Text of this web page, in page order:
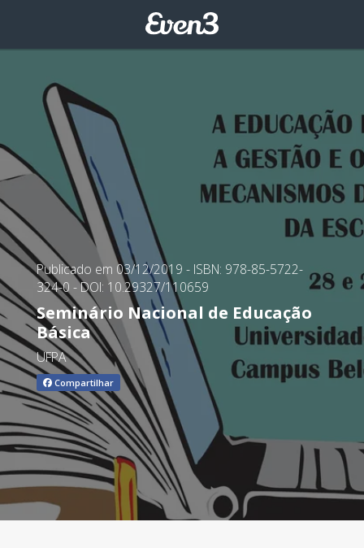
Publicado em 03/12/2019 - ISBN: 978-85-5722-
324-0 - DOI: 10.29327/110659
Seminário Nacional de Educação
Básica
UFPA
Compartilhar